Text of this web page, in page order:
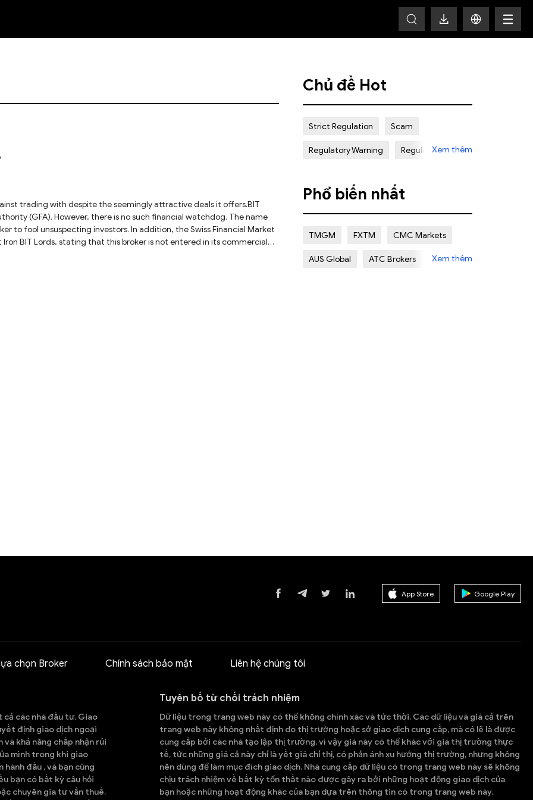
HOT
trading with despite the seemingly attractive deals it offers.BIT
(GFA). However, there is no such financial watchdog. The name
to fool unsuspecting investors. In addition, the Swiss Financial Market
BIT Lords, stating that this broker is not entered in its commercial
to investors, including financial losses and identity theft as there are
Chủ đề Hot
Strict Regulation Scam
Regulatory Warning Regulated
Certain Risk Multi regulation
Xem thêm
Phổ biến nhất
TMGM FXTM CMC Markets
AUS Global ATC Brokers Xem thêm
App Store Google Play
chọn Broker Chính sách bảo mật Liên hệ chúng tôi
các nhà đầu tư. Giao
định giao dịch ngoại
khả năng chấp nhận rủi
mình trong khi giao
đầu , và bạn cũng
bạn có bất kỳ câu hỏi
chuyên gia tư vấn thuế.
Tuyên bố từ chối trách nhiệm
Dữ liệu trong trang web này có thể không chính xác và tức thời. Các dữ liệu và giá cả trên
trang web này không nhất định do thị trường hoặc sở giao dịch cung cấp, mà có lẽ là được
cung cấp bởi các nhà tạo lập thị trường, vì vậy giá này có thể khác với giá thị trường thực
tế, tức những giá cả này chỉ là yết giá chỉ thị, có phản ánh xu hướng thị trường, nhưng không
nên dùng để làm mục đích giao dịch. Nhà cung cấp dữ liệu có trong trang web này sẽ không
chịu trách nhiệm về bất kỳ tổn thất nào được gây ra bởi những hoạt động giao dịch của
bạn hoặc những hoạt động khác của bạn dựa trên thông tin có trong trang web này.